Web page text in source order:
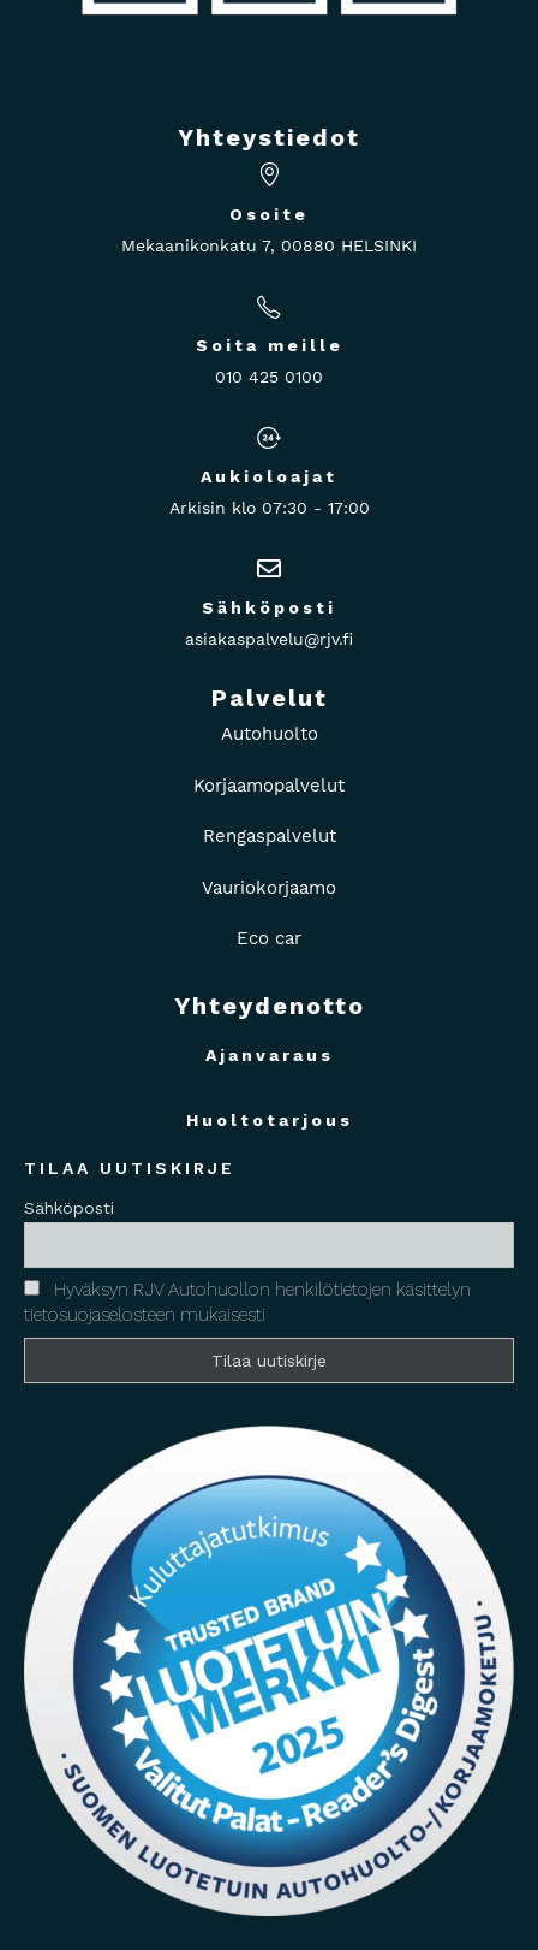
Yhteystiedot
Osoite
Mekaanikonkatu 7, 00880 HELSINKI
Soita meille
010 425 0100
Aukioloajat
Arkisin klo 07:30 - 17:00
Sähköposti
asiakaspalvelu@rjv.fi
Palvelut
Autohuolto
Korjaamopalvelut
Rengaspalvelut
Vauriokorjaamo
Eco car
Yhteydenotto
Ajanvaraus
Huoltotarjous
TILAA UUTISKIRJE
Sähköposti
Hyväksyn RJV Autohuollon henkilötietojen käsittelyn
tietosuojaselosteen mukaisesti